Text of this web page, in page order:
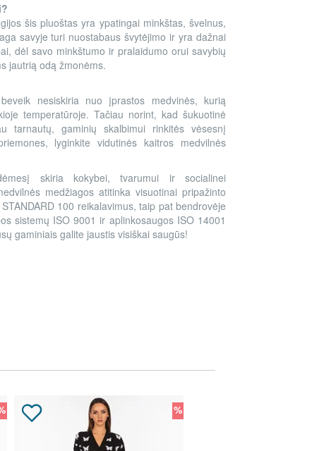
šis pluoštas yra ypatingai minkštas, švelnus,
savyje turi nuostabaus švytėjimo ir yra dažnai
dėl savo minkštumo ir pralaidumo orui savybių
jautrią odą žmonėms.
nesiskiria nuo įprastos medvinės, kurią
temperatūroje. Tačiau norint, kad šukuotinė
tarnautų, gaminių skalbimui rinkitės vėsesnį
lyginkite vidutinės kaitros medvilnės
skiria kokybei, tvarumui ir socialinei
medžiagos atitinka visuotinai pripažinto
100 reikalavimus, taip pat bendrovėje
sistemų ISO 9001 ir aplinkosaugos ISO 14001
gaminiais galite jaustis visiškai saugūs!
%